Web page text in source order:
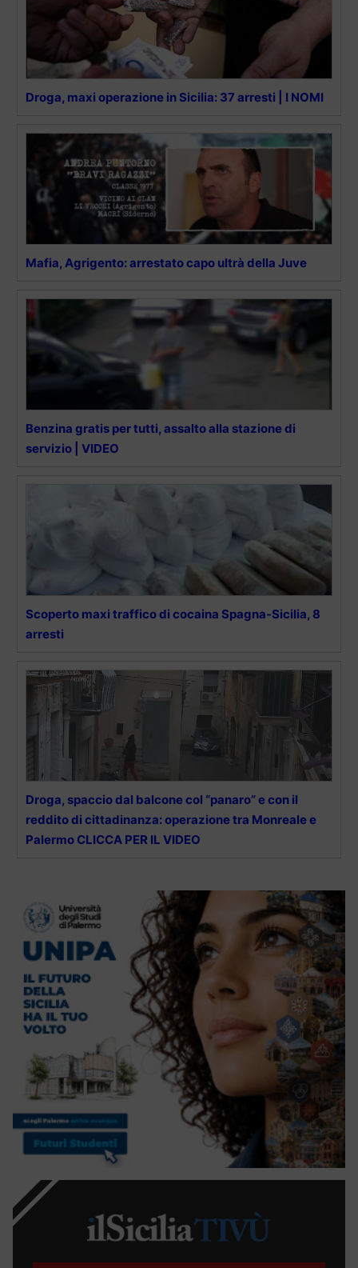
Droga, maxi operazione in Sicilia: 37 arresti | I NOMI
Mafia, Agrigento: arrestato capo ultrà della Juve
Benzina gratis per tutti, assalto alla stazione di
servizio | VIDEO
Scoperto maxi traffico di cocaina Spagna-Sicilia, 8
arresti
Droga, spaccio dal balcone col “panaro” e con il
reddito di cittadinanza: operazione tra Monreale e
Palermo CLICCA PER IL VIDEO